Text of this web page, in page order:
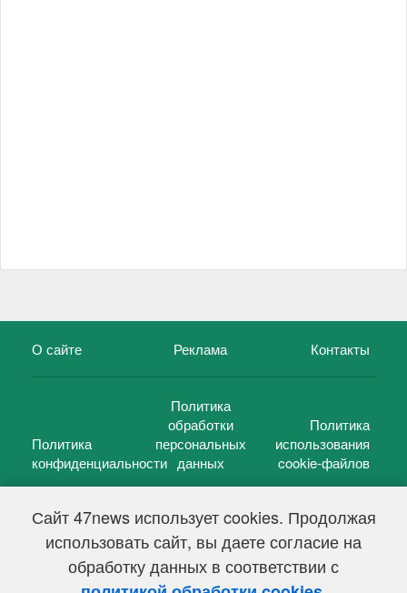
Сайт 47news использует cookies. Продолжая
использовать сайт, вы даете согласие на
обработку данных в соответствии с
О сайте Реклама Контакты
Политика
конфиденциальности
Политика
обработки
персональных
данных
Политика
использования
cookie-файлов
47 новостей (47 news)2005 — 2026 г.
Свидетельство о регистрации СМИ Эл № ФС 77-39848, выдано
Федеральной службой по надзору в сфере связи,